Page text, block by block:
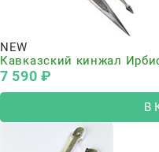
NEW
Кавказский кинжал
7 590 ₽
В